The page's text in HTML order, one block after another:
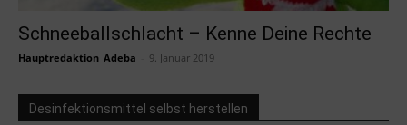
Schneeballschlacht – Kenne Deine Rechte
Hauptredaktion_Adeba 9. Januar 2019
Desinfektionsmittel selbst herstellen